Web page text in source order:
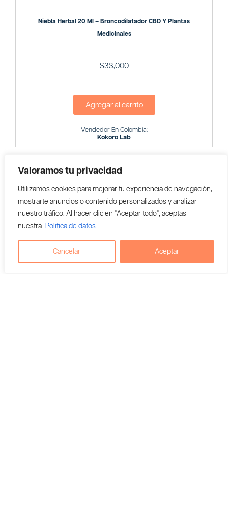
Valoramos tu privacidad
Utilizamos cookies para mejorar tu experiencia de navegación,
mostrarte anuncios o contenido personalizados y analizar
nuestro tráfico. Al hacer clic en "Aceptar todo", aceptas
nuestra Politica de datos
Cancelar Aceptar
Niebla Herbal 20 Ml – Broncodilatador CBD Y Plantas
Medicinales
$33,000
Agregar al carrito
Vendedor En Colombia:
Kokoro Lab